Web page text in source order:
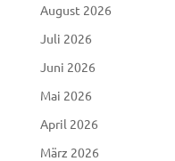
August 2026
Juli 2026
Juni 2026
Mai 2026
April 2026
März 2026